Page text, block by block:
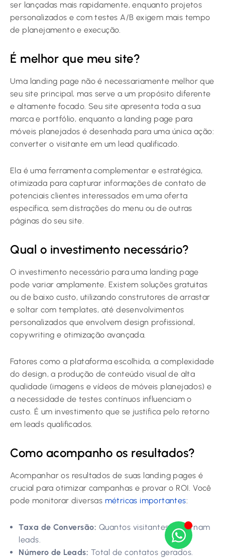
ser lançadas mais rapidamente, enquanto projetos
personalizados e com testes A/B exigem mais tempo
de planejamento e execução.
É melhor que meu site?
Uma landing page não é necessariamente melhor que
seu site principal, mas serve a um propósito diferente
e altamente focado. Seu site apresenta toda a sua
marca e portfólio, enquanto a landing page para
móveis planejados é desenhada para uma única ação:
converter o visitante em um lead qualificado.
Ela é uma ferramenta complementar e estratégica,
otimizada para capturar informações de contato de
potenciais clientes interessados em uma oferta
específica, sem distrações do menu ou de outras
páginas do seu site.
Qual o investimento necessário?
O investimento necessário para uma landing page
pode variar amplamente. Existem soluções gratuitas
ou de baixo custo, utilizando construtores de arrastar
e soltar com templates, até desenvolvimentos
personalizados que envolvem design profissional,
copywriting e otimização avançada.
Fatores como a plataforma escolhida, a complexidade
do design, a produção de conteúdo visual de alta
qualidade (imagens e vídeos de móveis planejados) e
a necessidade de testes contínuos influenciam o
custo. É um investimento que se justifica pelo retorno
em leads qualificados.
Como acompanho os resultados?
Acompanhar os resultados de suas landing pages é
crucial para otimizar campanhas e provar o ROI. Você
pode monitorar diversas métricas importantes:
Taxa de Conversão: Quantos visitantes se tornam
leads.
Número de Leads: Total de contatos gerados.